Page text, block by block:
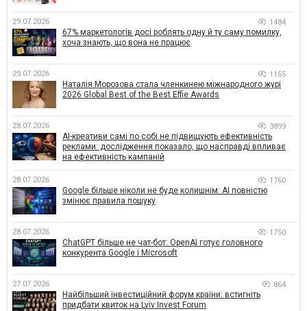
29.07.2026 1484
67% маркетологів досі роблять одну й ту саму помилку,
хоча знають, що вона не працює
29.07.2026 1155
Наталія Морозова стала членкинею міжнародного журі
2026 Global Best of the Best Effie Awards
28.07.2026 3899
AI-креативи самі по собі не підвищують ефективність
реклами: дослідження показало, що насправді впливає
на ефективність кампаній
28.07.2026 1760
Google більше ніколи не буде колишнім: AI повністю
змінює правила пошуку
28.07.2026 1750
ChatGPT більше не чат-бот: OpenAI готує головного
конкурента Google і Microsoft
27.07.2026 864
Найбільший інвестиційний форум країни: встигніть
придбати квиток на Lviv Invest Forum